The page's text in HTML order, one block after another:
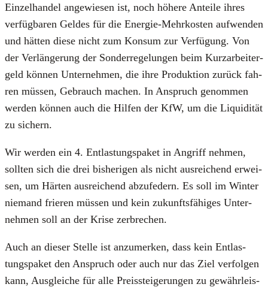
Ein­zel­han­del ange­wie­sen ist, noch höhe­re Antei­le ihres
ver­füg­ba­ren Gel­des für die Ener­gie-Mehr­kos­ten auf­wen­den
und hät­ten die­se nicht zum Kon­sum zur Ver­fü­gung. Von
der Ver­län­ge­rung der Son­der­re­ge­lun­gen beim Kurz­ar­bei­ter­
geld kön­nen Unter­neh­men, die ihre Pro­duk­ti­on zurück fah­
ren müs­sen, Gebrauch machen. In Anspruch genom­men
wer­den kön­nen auch die Hil­fen der KfW, um die Liqui­di­tät
zu sichern.
Wir wer­den ein 4. Ent­las­tungs­pa­ket in Angriff neh­men,
soll­ten sich die drei bis­he­ri­gen als nicht aus­rei­chend erwei­
sen, um Här­ten aus­rei­chend abzu­fe­dern. Es soll im Win­ter
nie­mand frie­ren müs­sen und kein zukunfts­fä­hi­ges Unter­
neh­men soll an der Kri­se zer­bre­chen.
Auch an die­ser Stel­le ist anzu­mer­ken, dass kein Ent­las­
tungs­pa­ket den Anspruch oder auch nur das Ziel ver­fol­gen
kann, Aus­glei­che für alle Preis­stei­ge­run­gen zu gewähr­leis­